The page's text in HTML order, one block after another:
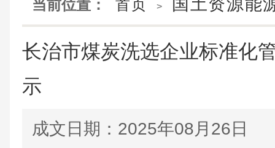
当前位置： 首页 > 国土资源能
长治市煤炭洗选企业标准化
示
成文日期： 2025年08月26日